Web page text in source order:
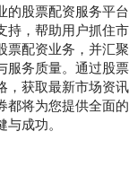
的股票配资服务平
持，帮助用户抓住
票配资业务，并汇
服务质量。通过股
，获取最新市场资
都将为您提供全面
成功。